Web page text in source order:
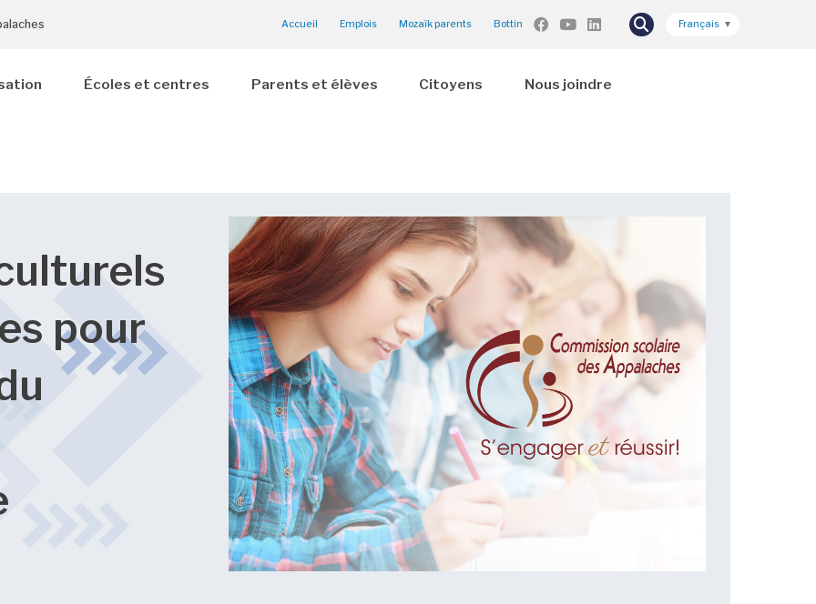
Accueil Emplois Mozaïk parents Bottin Français ▼
Écoles et centres Parents et élèves Citoyens Nous joindre
pour